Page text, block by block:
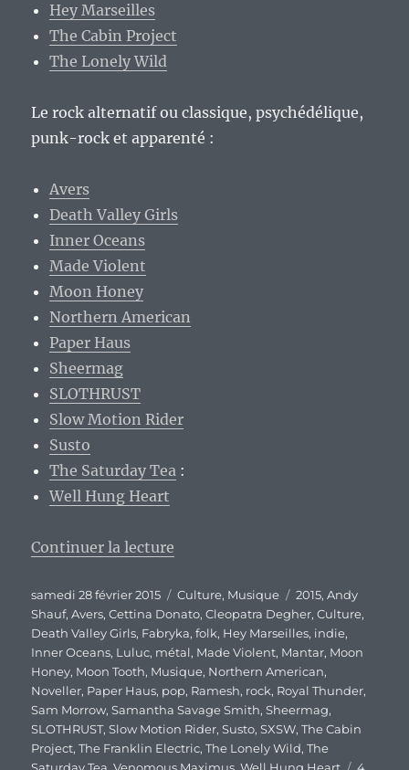
Hey Marseilles
The Cabin Project
The Lonely Wild
Le rock alternatif ou classique, psychédélique,
punk-rock et apparenté :
Avers
Death Valley Girls
Inner Oceans
Made Violent
Moon Honey
Northern American
Paper Haus
Sheermag
SLOTHRUST
Slow Motion Rider
Susto
The Saturday Tea :
Well Hung Heart
Continuer la lecture
Publié
le
samedi 28 février 2015 Catégories
Culture, Musique Étiquettes
2015,Andy
Shauf,Avers,Cettina Donato,Cleopatra Degher,Culture,
Death Valley Girls, Fabryka,folk, Hey Marseilles, indie,
Inner Oceans, Luluc, métal, Made Violent, Mantar, Moon
Honey, Moon Tooth, Musique, Northern American,
Noveller, Paper Haus, pop, Ramesh, rock, Royal Thunder,
Sam Morrow,Samantha Savage Smith,Sheermag,
SLOTHRUST,Slow Motion Rider,Susto,SXSW,The Cabin
Project,The Franklin Electric,The Lonely Wild,The